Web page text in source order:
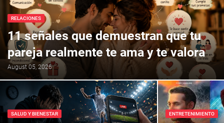
RELACIONES
11 señales que demuestran que tu
pareja realmente te ama y te valora
August 05, 2026
SALUD Y BIENESTAR ENTRETENIMIENTO